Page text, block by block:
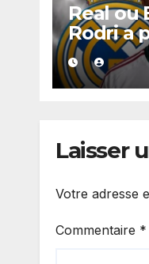
Real ou
Rodri a
qui
grand
Laisser
Votre adresse
Commentaire *